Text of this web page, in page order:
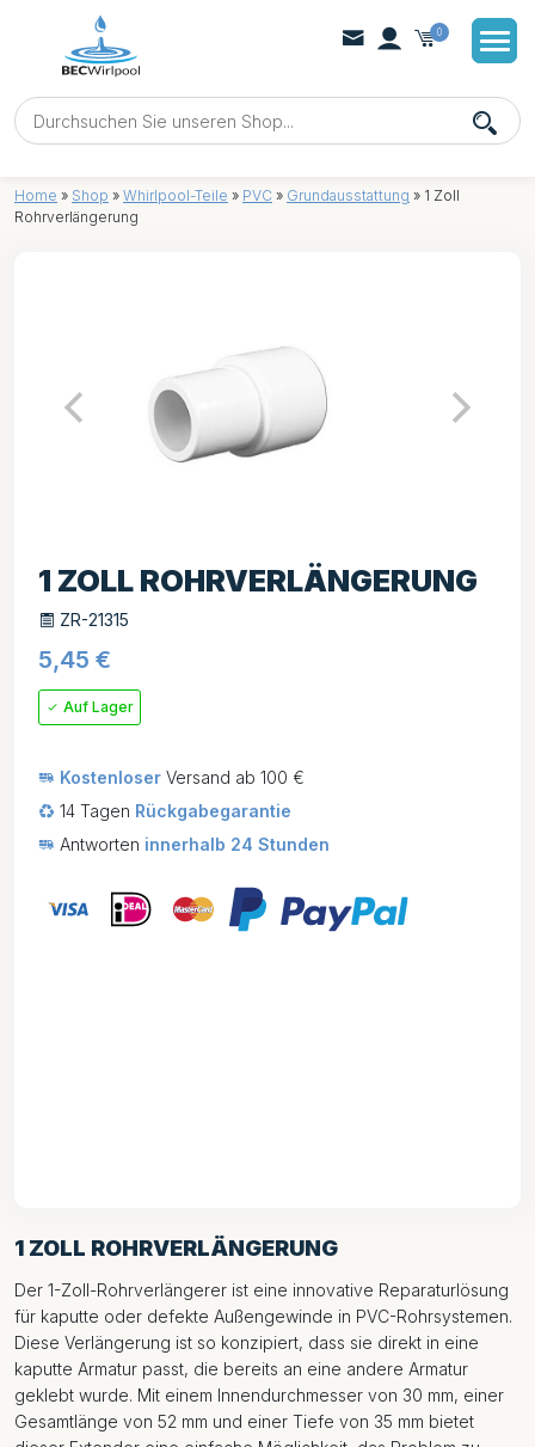
0
Home » Shop » Whirlpool-Teile » PVC » Grundausstattung » 1 Zoll
Rohrverlängerung
1 ZOLL ROHRVERLÄNGERUNG
Der 1-Zoll-Rohrverlängerer ist eine innovative Reparaturlösung
für kaputte oder defekte Außengewinde in PVC-Rohrsystemen.
Diese Verlängerung ist so konzipiert, dass sie direkt in eine
kaputte Armatur passt, die bereits an eine andere Armatur
geklebt wurde. Mit einem Innendurchmesser von 30 mm, einer
Gesamtlänge von 52 mm und einer Tiefe von 35 mm bietet
1 ZOLL ROHRVERLÄNGERUNG
ZR-21315
5,45 €
Auf Lager
Kostenloser Versand ab 100 €
14 Tagen Rückgabegarantie
Antworten innerhalb 24 Stunden